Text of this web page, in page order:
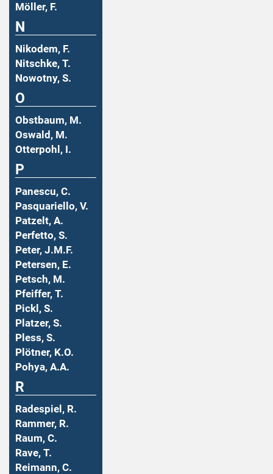
Möller, F.
N
Nikodem, F.
Nitschke, T.
Nowotny, S.
O
Obstbaum, M.
Oswald, M.
Otterpohl, I.
P
Panescu, C.
Pasquariello, V.
Patzelt, A.
Perfetto, S.
Peter, J.M.F.
Petersen, E.
Petsch, M.
Pfeiffer, T.
Pickl, S.
Platzer, S.
Pless, S.
Plötner, K.O.
Pohya, A.A.
R
Radespiel, R.
Rammer, R.
Raum, C.
Rave, T.
Reimann, C.